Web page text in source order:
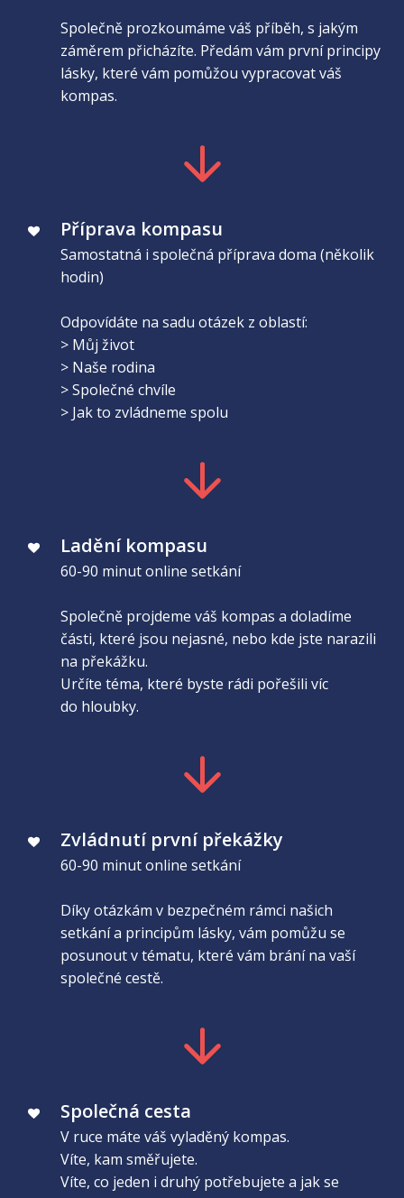
Společně prozkoumáme váš příběh, s jakým
záměrem přicházíte. Předám vám první principy
lásky, které vám pomůžou vypracovat váš
kompas.
Příprava kompasu
Samostatná i společná příprava doma (několik
hodin)
Odpovídáte na sadu otázek z oblastí:
> Můj život
> Naše rodina
> Společné chvíle
> Jak to zvládneme spolu
Ladění kompasu
60-90 minut online setkání
Společně projdeme váš kompas a doladíme
části, které jsou nejasné, nebo kde jste narazili
na překážku.
Určíte téma, které byste rádi pořešili víc
do hloubky.
Zvládnutí první překážky
60-90 minut online setkání
Díky otázkám v bezpečném rámci našich
setkání a principům lásky, vám pomůžu se
posunout v tématu, které vám brání na vaší
společné cestě.
Společná cesta
V ruce máte váš vyladěný kompas.
Víte, kam směřujete.
Víte, co jeden i druhý potřebujete a jak se